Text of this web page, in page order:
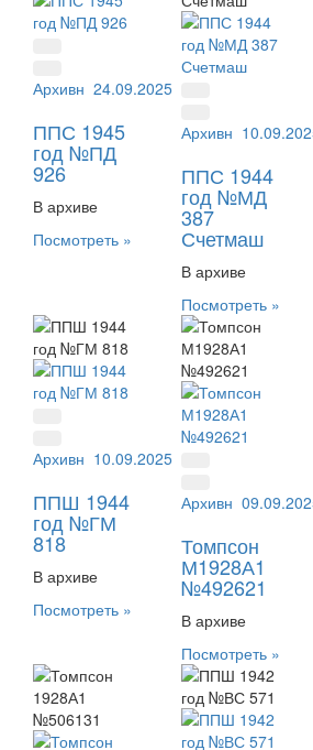
Архивный №:ПД 926
24.09.2025
ППС 1945
год №ПД
926
В архиве
Посмотреть »
Архивный №:МД
ППС 1944
год №МД
387
Счетмаш
В архиве
Посмотреть »
Архивный №:ГМ 818
10.09.2025
ППШ 1944
год №ГМ
818
В архиве
Посмотреть »
Архивный №:
Томпсон
М1928А1
№492621
В архиве
Посмотреть »